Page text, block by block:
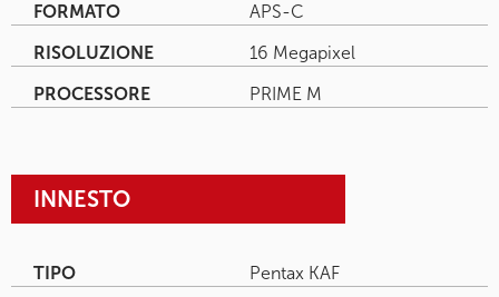
FORMATO
APS-C
RISOLUZIONE
16 Megapixel
PROCESSORE
PRIME M
INNESTO
TIPO Pentax KAF